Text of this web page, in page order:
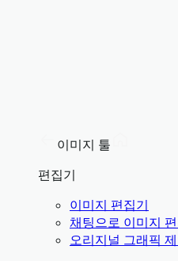
이미지 툴
편집기
이미지 편집기
채팅으로 이미지
오리지널 그래픽